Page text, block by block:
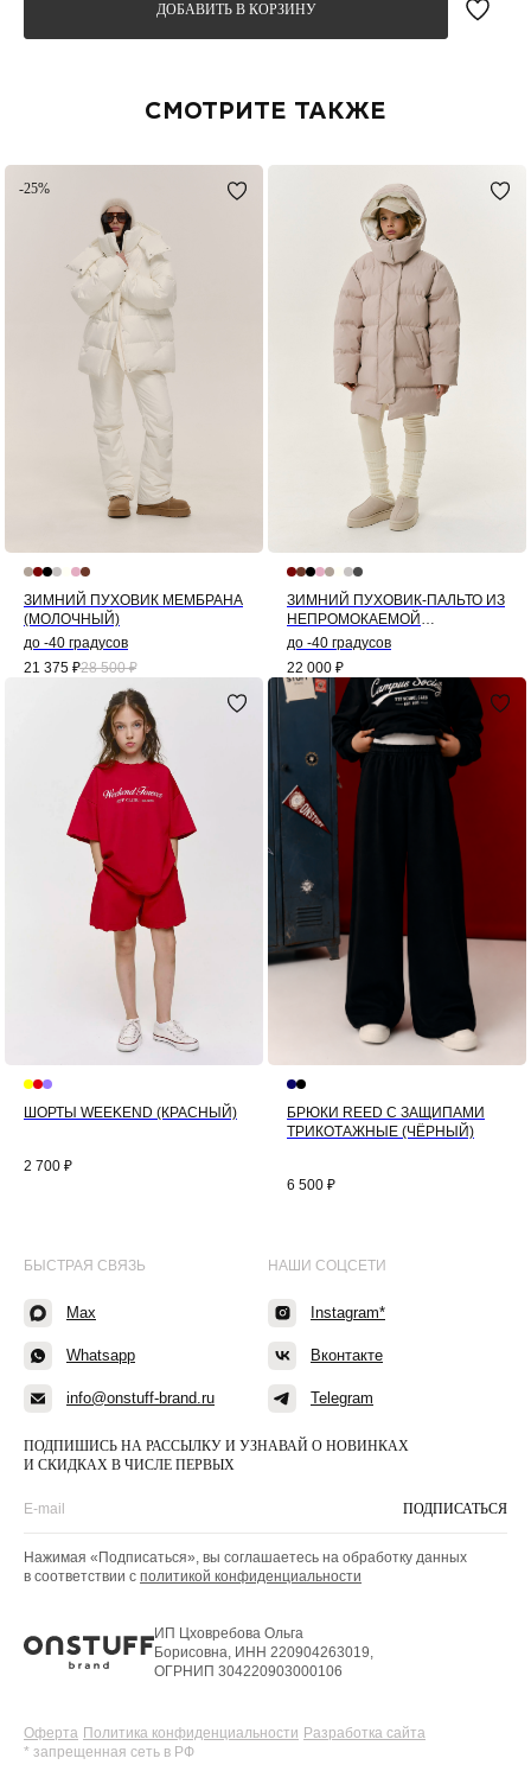
ДОБАВИТЬ В КОРЗИНУ
СМОТРИТЕ ТАКЖЕ
-25%
ЗИМНИЙ ПУХОВИК МЕМБРАНА
(МОЛОЧНЫЙ)
до -40 градусов
21 375 ₽28 500 ₽
ЗИМНИЙ ПУХОВИК-ПАЛЬТО ИЗ
НЕПРОМОКАЕМОЙ
МЕМБРАНЫ КОЛОР-БЛОК
до -40 градусов
22 000 ₽
ШОРТЫ WEEKEND (КРАСНЫЙ)
2 700 ₽
БРЮКИ REED С ЗАЩИПАМИ
ТРИКОТАЖНЫЕ (ЧЁРНЫЙ)
6 500 ₽
ПОДПИШИСЬ НА РАССЫЛКУ И УЗНАВАЙ О НОВИНКАХ
И СКИДКАХ В ЧИСЛЕ ПЕРВЫХ
ПОДПИСАТЬСЯ
Нажимая «Подписаться», вы соглашаетесь на обработку данных
в соответствии с политикой конфиденциальности
БЫСТРАЯ СВЯЗЬ
Max
Whatsapp
info@onstuff-brand.ru
НАШИ СОЦСЕТИ
Instagram*
Вконтакте
Telegram
ИП Цховребова Ольга
Борисовна, ИНН 220904263019,
ОГРНИП 304220903000106
Оферта Политика конфиденциальности Разработка сайта
* запрещенная сеть в РФ